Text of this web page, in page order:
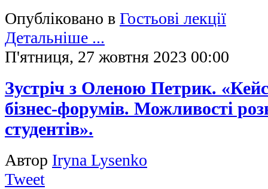
Опубліковано в Гостьові лекції
Детальніше ...
П'ятниця, 27 жовтня 2023 00:00
Зустріч з Оленою Петрик.
бізнес-форумів. Можливості
студентів».
Автор Iryna Lysenko
Tweet